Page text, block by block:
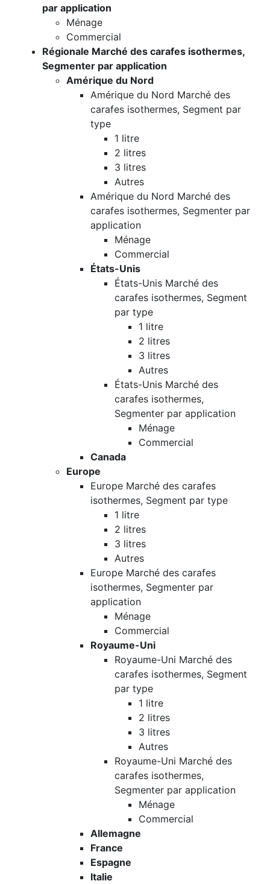
par application
Ménage
Commercial
Régionale Marché des carafes isothermes,
Segmenter par application
Amérique du Nord
Amérique du Nord Marché des
carafes isothermes, Segment par
type
1 litre
2 litres
3 litres
Autres
Amérique du Nord Marché des
carafes isothermes, Segmenter par
application
Ménage
Commercial
États-Unis
États-Unis Marché des
carafes isothermes, Segment
par type
1 litre
2 litres
3 litres
Autres
États-Unis Marché des
carafes isothermes,
Segmenter par application
Ménage
Commercial
Canada
Europe
Europe Marché des carafes
isothermes, Segment par type
1 litre
2 litres
3 litres
Autres
Europe Marché des carafes
isothermes, Segmenter par
application
Ménage
Commercial
Royaume-Uni
Royaume-Uni Marché des
carafes isothermes, Segment
par type
1 litre
2 litres
3 litres
Autres
Royaume-Uni Marché des
carafes isothermes,
Segmenter par application
Ménage
Commercial
Allemagne
France
Espagne
Italie